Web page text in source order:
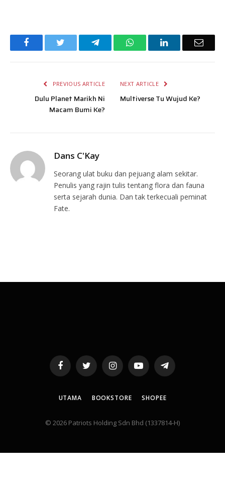
Facebook TelegramWhatsAppLinkedIn Email
PREVIOUS ARTICLE
Dulu Planet Marikh Ni
Macam Bumi Ke?
NEXT ARTICLE
Multiverse Tu Wujud Ke?
Dans C'Kay
Seorang ulat buku dan pejuang alam sekitar.
Penulis yang rajin tulis tentang flora dan fauna
serta sejarah dunia. Dan tak terkecuali peminat
Fate.
FacebookTwitter InstagramYouTubeTelegram
UTAMA BOOKSTORE SHOPEE
© 2026 Patriots Holding Sdn Bhd (1337814-H)